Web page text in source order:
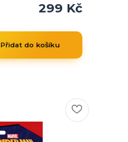
299 Kč
Přidat do košíku